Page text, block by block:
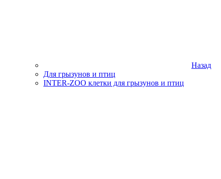
Назад
Для грызунов и птиц
INTER-ZOO клетки для грызунов и птиц